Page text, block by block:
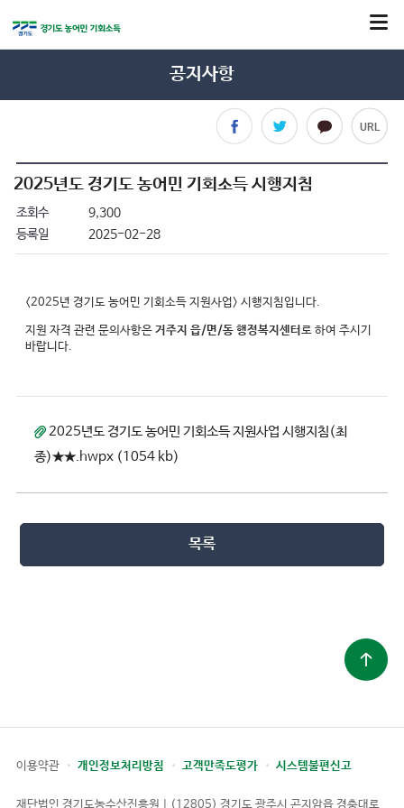
공지사항
2025년도 경기도 농어민 기회소득 시행지침
조회수
9,300
등록일
2025-02-28
<2025년 경기도 농어민 기회소득 지원사업> 시행지침입니다.
지원 자격 관련 문의사항은 거주지 읍/면/동 행정복지센터 로 하여 주시기
바랍니다.
2025년도 경기도 농어민 기회소득 지원사업 시행지침(최
종)★★.hwpx (1054 kb)
목록
이용약관 개인정보처리방침 고객만족도평가 시스템불편신고
재단법인 경기도농수산진흥원 | (12805) 경기도 광주시 곤지암읍 경충대로